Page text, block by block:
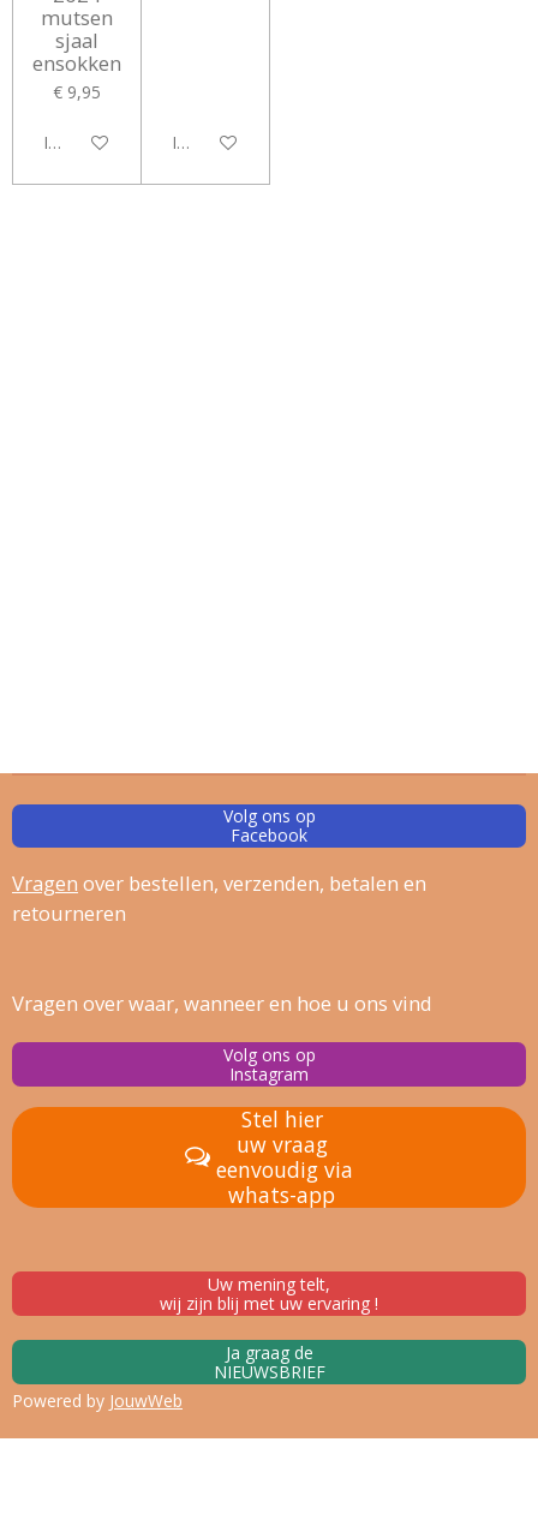
mutsen
sjaal
ensokken
€ 9,95
In winkelwagen In winkelwagen
Volg ons op
Facebook
Vragen over bestellen, verzenden, betalen en
retourneren
Vragen over waar, wanneer en hoe u ons vind
Volg ons op
Instagram
Stel hier
uw vraag
eenvoudig via
whats-app
Uw mening telt,
wij zijn blij met uw ervaring !
Ja graag de
NIEUWSBRIEF
Powered by JouwWeb